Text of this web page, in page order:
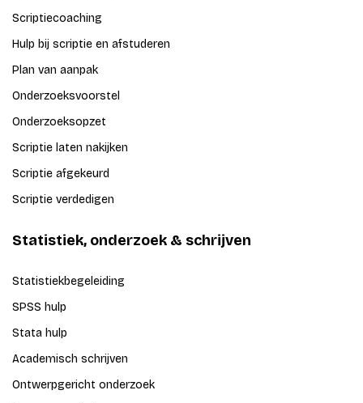
Scriptiecoaching
Hulp bij scriptie en afstuderen
Plan van aanpak
Onderzoeksvoorstel
Onderzoeksopzet
Scriptie laten nakijken
Scriptie afgekeurd
Scriptie verdedigen
Statistiek, onderzoek & schrijven
Statistiekbegeleiding
SPSS hulp
Stata hulp
Academisch schrijven
Ontwerpgericht onderzoek